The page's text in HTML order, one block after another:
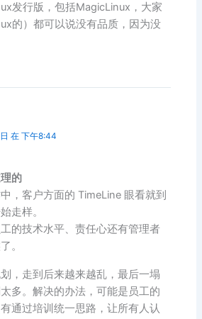
发行版，包括MagicLinux，大家
的）都可以说没有品质，因为没
在 下午8:44
的
，客户方面的 TimeLine 眼看就到
走样。
的技术水平、责任心还有管理者
。
，走到后来越来越乱，最后一塌
多。解决的办法，可能是员工的
通过培训统一思路，让所有人认